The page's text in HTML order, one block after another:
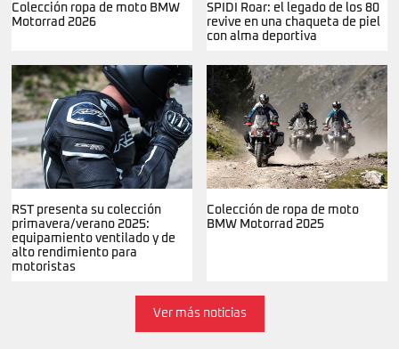
Colección ropa de moto BMW
Motorrad 2026
SPIDI Roar: el legado de los 80
revive en una chaqueta de piel
con alma deportiva
RST presenta su colección
primavera/verano 2025:
equipamiento ventilado y de
alto rendimiento para
motoristas
Colección de ropa de moto
BMW Motorrad 2025
Ver más noticias